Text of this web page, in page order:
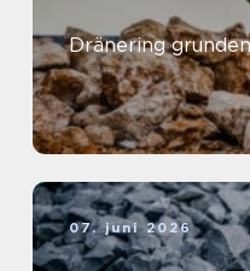
Dränering
07. juni 2026